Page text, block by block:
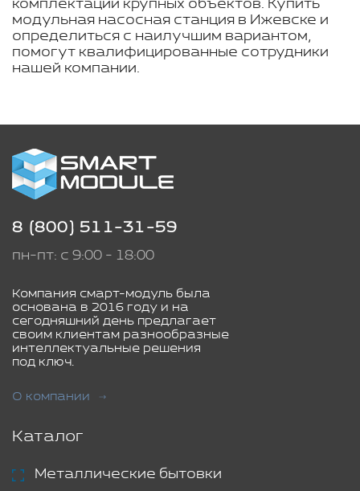
комплектации крупных объектов. Купить
модульная насосная станция в Ижевске и
определиться с наилучшим вариантом,
помогут квалифицированные сотрудники
нашей компании.
8 (800) 511-31-59
пн-пт: с 9:00 - 18:00
Компания смарт-модуль была
основана в 2016 году и на
сегодняшний день предлагает
своим клиентам разнообразные
интеллектуальные решения
под ключ.
О компании
Каталог
Металлические бытовки